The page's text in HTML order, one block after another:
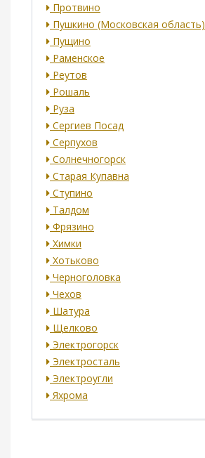
Протвино
Пушкино (Московская область)
Пущино
Раменское
Реутов
Рошаль
Руза
Сергиев Посад
Серпухов
Солнечногорск
Старая Купавна
Ступино
Талдом
Фрязино
Химки
Хотьково
Черноголовка
Чехов
Шатура
Щелково
Электрогорск
Электросталь
Электроугли
Яхрома